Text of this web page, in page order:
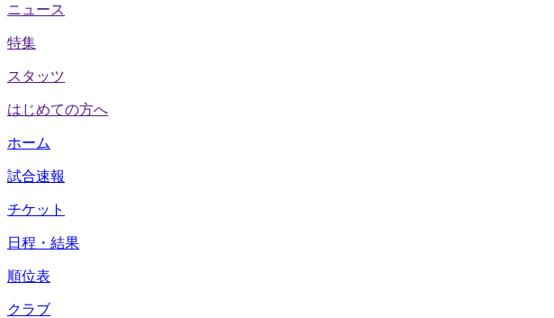
ニュース
特集
スタッツ
はじめての方へ
ホーム
試合速報
チケット
日程・結果
順位表
クラブ